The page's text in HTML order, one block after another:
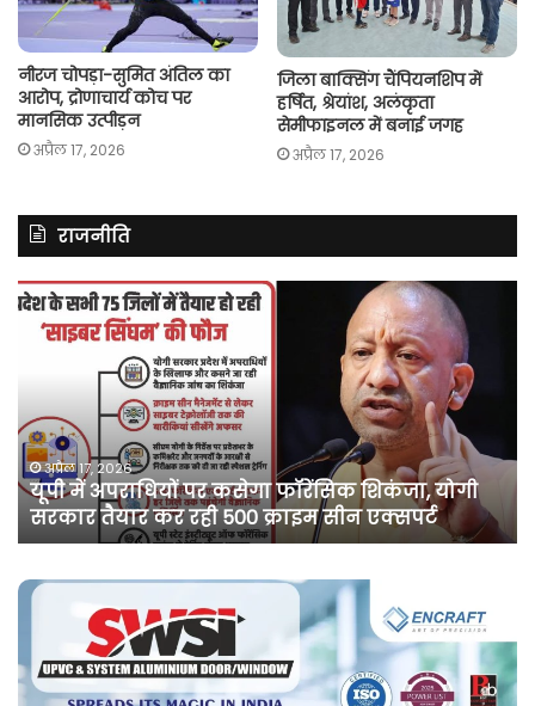
नीरज चोपड़ा-सुमित अंतिल का
आरोप, द्रोणाचार्य कोच पर
मानसिक उत्पीड़न
अप्रैल 17, 2026
जिला बाक्सिंग चैंपियनशिप में
हर्षित, श्रेयांश, अलंकृता
सेमीफाइनल में बनाई जगह
अप्रैल 17, 2026
राजनीति
असम
में
दर्ज
कांग्रेस
नेता
पवन
खेड़ा
को
एक
की
अप्रैल 10, 2026
असम में दर्ज मामले में कांग्रेस नेता पवन खेड़ा को एक
सप्ताह की अग्रिम जमानत